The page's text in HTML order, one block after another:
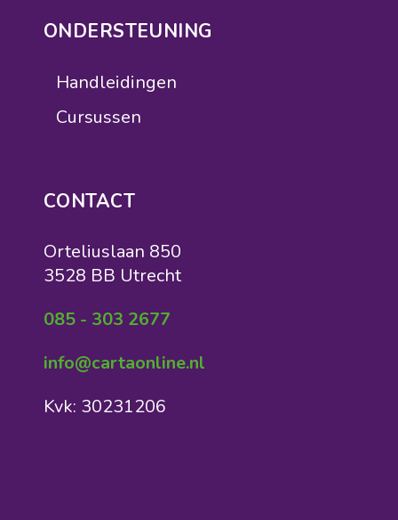
ONDERSTEUNING
Handleidingen
Cursussen
CONTACT
Orteliuslaan 850
3528 BB Utrecht
085 - 303 2677
info@cartaonline.nl
Kvk: 30231206